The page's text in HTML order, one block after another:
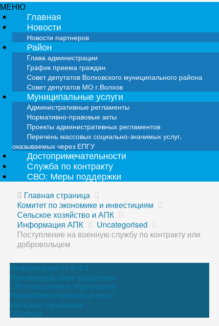
МЕНЮ
Главная
Новости
Новости партнеров
Район
Глава администрации
График приема граждан
Совет депутатов Волховского муниципального района
Совет депутатов МО г.Волхов
Муниципальные услуги
Административные регламенты
Нормативно-правовые акты
Проекты административных регламентов
Перечень массовых социально-значимых услуг,
оказываемых через ЕПГУ
Достопримечательности
Служба по контракту
СВО: Меры поддержки
Главная страница
Комитет по экономике и инвестициям
Сельское хозяйство и АПК
Информация АПК
Uncategorised
Поступление на военную службу по контракту или
добровольцем
Информация по 8-ФЗ
Противодействие коррупции
Муниципальные образования
Нормативно-правовые акты
Интернет-приёмная
Выборы